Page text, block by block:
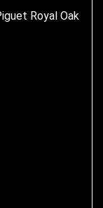
Royal Oak